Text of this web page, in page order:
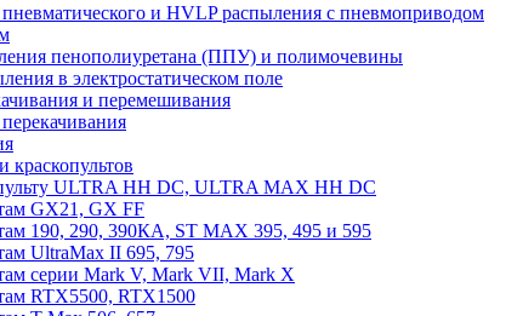
и HVLP распыления с пневмоприводом
пенополиуретана (ППУ) и полимочевины
в электростатическом поле
и перемешивания
краскопультов
ULTRA HH DC, ULTRA MAX HH DC
GX21, GX FF
190, 290, 390КА, ST MAX 395, 495 и 595
UltraMax II 695, 795
серии Mark V, Mark VII, Mark X
RTX5500, RTX1500